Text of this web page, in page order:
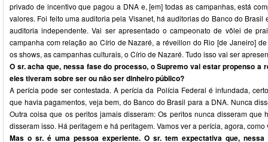
privado de incentivo que pagou a DNA e, [em] todas as campanhas, está
valores. Foi feito uma auditoria pela Visanet, há auditorias do Banco do Brasil
auditoria independente. Vai ser apresentado o campeonato de vôlei de
campanha com relação ao Círio de Nazaré, a réveillon do Rio [de Janeiro]
os shows, as campanhas culturais, o Círio de Nazaré. Tudo isso vai ser
O sr. acha que, nessa fase do processo, o Supremo vai estar propenso a
eles tiveram sobre ser ou não ser dinheiro público?
A perícia pode ser contestada. A perícia da Polícia Federal é infundada,
que havia pagamentos, veja bem, do Banco do Brasil para a DNA. Nunca
Outra coisa que os peritos jamais disseram: Os peritos nunca disseram que
disseram isso. Há peritagem e há peritagem. Vamos ver a perícia, agora,
Mas o sr. é uma pessoa experiente. O sr. tem expectativa que,